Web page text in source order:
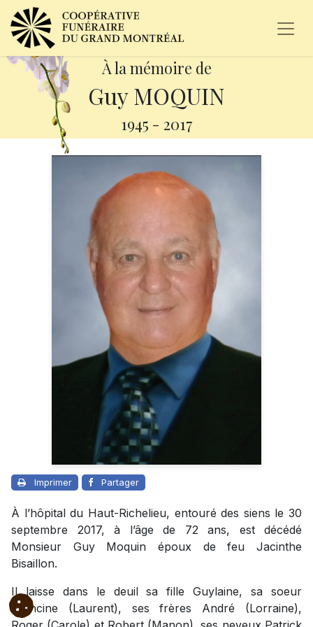
À la mémoire de
Guy MOQUIN
1945 - 2017
Imprimer Partager
À l’hôpital du Haut-Richelieu, entouré des siens le 30
septembre 2017, à l’âge de 72 ans, est décédé
Monsieur Guy Moquin époux de feu Jacinthe
Bisaillon.
Il laisse dans le deuil sa fille Guylaine, sa soeur
Francine (Laurent), ses frères André (Lorraine),